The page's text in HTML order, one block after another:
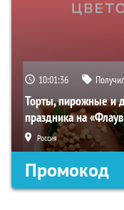
10:01:35
Торты, пирожные и
праздника на
Россия
Промокод